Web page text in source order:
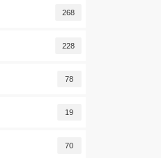
268
228
78
19
70